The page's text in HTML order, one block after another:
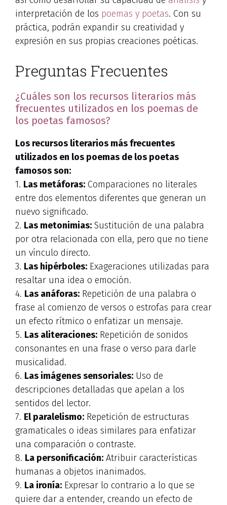
interpretación de los poemas y poetas. Con su
práctica, podrán expandir su creatividad y
expresión en sus propias creaciones poéticas.
Preguntas Frecuentes
¿Cuáles son los recursos literarios más
frecuentes utilizados en los poemas de
los poetas famosos?
Los recursos literarios más frecuentes
utilizados en los poemas de los poetas
famosos son:
1. Las metáforas: Comparaciones no literales
entre dos elementos diferentes que generan un
nuevo significado.
2. Las metonimias: Sustitución de una palabra
por otra relacionada con ella, pero que no tiene
un vínculo directo.
3. Las hipérboles: Exageraciones utilizadas para
resaltar una idea o emoción.
4. Las anáforas: Repetición de una palabra o
frase al comienzo de versos o estrofas para crear
un efecto rítmico o enfatizar un mensaje.
5. Las aliteraciones: Repetición de sonidos
consonantes en una frase o verso para darle
musicalidad.
6. Las imágenes sensoriales: Uso de
descripciones detalladas que apelan a los
sentidos del lector.
7. El paralelismo: Repetición de estructuras
gramaticales o ideas similares para enfatizar
una comparación o contraste.
8. La personificación: Atribuir características
humanas a objetos inanimados.
9. La ironía: Expresar lo contrario a lo que se
quiere dar a entender, creando un efecto de